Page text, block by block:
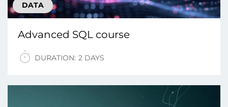
DATA
Advanced SQL course
DURATION: 2 DAYS